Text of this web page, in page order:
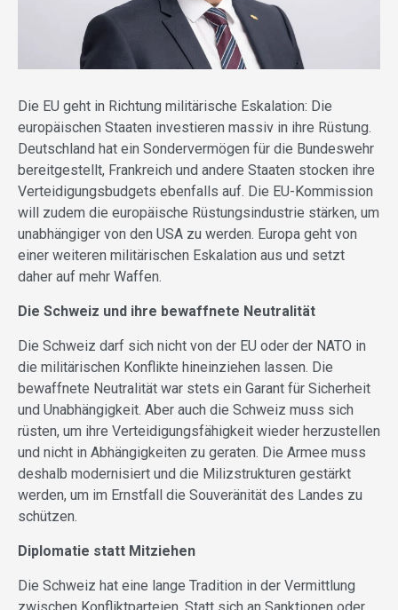
Die EU geht in Richtung militärische Eskalation: Die
europäischen Staaten investieren massiv in ihre Rüstung.
Deutschland hat ein Sondervermögen für die Bundeswehr
bereitgestellt, Frankreich und andere Staaten stocken ihre
Verteidigungsbudgets ebenfalls auf. Die EU-Kommission
will zudem die europäische Rüstungsindustrie stärken, um
unabhängiger von den USA zu werden. Europa geht von
einer weiteren militärischen Eskalation aus und setzt
daher auf mehr Waffen.
Die Schweiz und ihre bewaffnete Neutralität
Die Schweiz darf sich nicht von der EU oder der NATO in
die militärischen Konflikte hineinziehen lassen. Die
bewaffnete Neutralität war stets ein Garant für Sicherheit
und Unabhängigkeit. Aber auch die Schweiz muss sich
rüsten, um ihre Verteidigungsfähigkeit wieder herzustellen
und nicht in Abhängig­keiten zu geraten. Die Armee muss
deshalb modernisiert und die Milizstrukturen gestärkt
werden, um im Ernstfall die Souveränität des Landes zu
schützen.
Diplomatie statt Mitziehen
Die Schweiz hat eine lange Tradition in der Vermittlung
zwischen Konfliktparteien. Statt sich an Sanktionen oder